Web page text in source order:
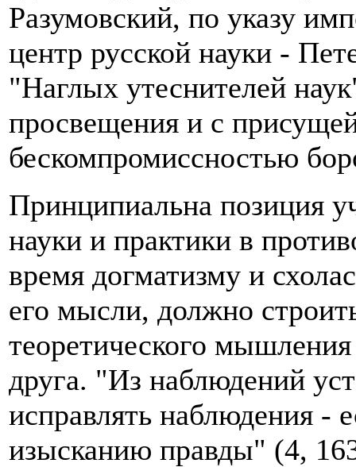
Разумовский, по указу
центр русской науки -
"Наглых утеснителей
просвещения и с
бескомпромиссностью
Принципиальна позиция
науки и практики в
время догматизму и
его мысли, должно
теоретического
друга. "Из наблюдений
исправлять наблюдения -
изысканию правды" (4,